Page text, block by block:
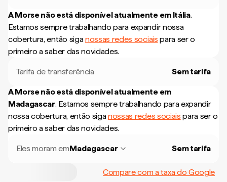
A Morse não está disponível atualmente em Itália.
Estamos sempre trabalhando para expandir nossa
cobertura, então siganossas redes sociais para ser o
primeiro a saber das novidades.
Tarifa de transferência Sem tarifa
A Morse não está disponível atualmente em
Madagascar. Estamos sempre trabalhando para expandir
nossa cobertura, então siganossas redes sociais para ser o
primeiro a saber das novidades.
Eles moram emMadagascar Sem tarifa
Compare com a taxa do Google